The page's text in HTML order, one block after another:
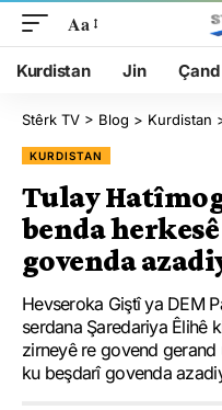
Aa
Kurdistan Jin
Stêrk TV > Blog > Kurdistan
KURDISTAN
Tulay
benda
govenda
Hevseroka Giştî ya DEM
serdana Şaredariya Êlihê
zirneyê re govend gerand
ku beşdarî govenda